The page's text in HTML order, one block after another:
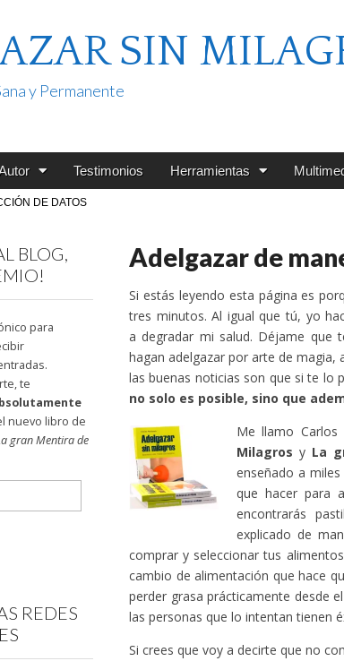
SIN
y Permanente
Testimonios Herramientas
DE DATOS
Adelgazar de
Si estás leyendo esta página es
tres minutos. Al igual que tú, yo
a degradar mi salud. Déjame que
hagan adelgazar por arte de magia,
las buenas noticias son que si te lo
no solo es posible, sino que
Me llamo
Milagros y La
enseñado a
que hacer para
encontrarás
explicado de
comprar y seleccionar tus
cambio de alimentación que hace
perder grasa prácticamente desde
las personas que lo intentan tienen
Si crees que voy a decirte que no
BLOG,
para
te
nuevo libro de
gran Mentira de
REDES